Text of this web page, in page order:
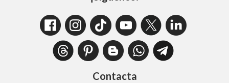
Contacta